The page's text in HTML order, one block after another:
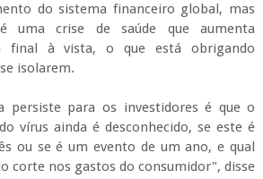
do sistema financeiro global, mas
uma crise de saúde que aumenta
final à vista, o que está obrigando
isolarem.
persiste para os investidores é que o
vírus ainda é desconhecido, se este é
ou se é um evento de um ano, e qual
corte nos gastos do consumidor", disse